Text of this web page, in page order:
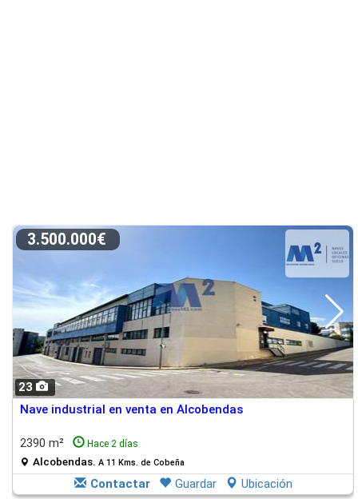
23
3.500.000€
Nave industrial en venta en Alcobendas
2390 m² Hace 2 días
Alcobendas. A 11 Kms. de Cobeña
Contactar Guardar Ubicación